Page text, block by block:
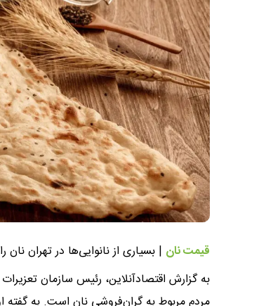
قیمت نان | بسیاری از نانوایی‌ها در تهران
به گزارش اقتصادآنلاین، رئیس سازمان
مردم مربوط به گران‌فروشی نان است. به گفته